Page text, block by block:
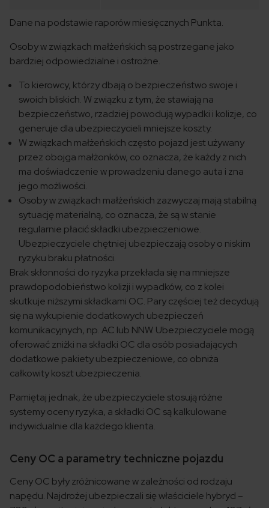
Dane na podstawie raporów miesięcznych Punkta.
Osoby w związkach małżeńskich są postrzegane jako
bardziej odpowiedzialne i ostrożne.
To kierowcy, którzy dbają o bezpieczeństwo swoje i
swoich bliskich. W związku z tym, że stawiają na
bezpieczeństwo, rzadziej powodują wypadki i kolizje, co
generuje dla ubezpieczycieli mniejsze koszty.
W związkach małżeńskich często pojazd jest używany
przez obojga małżonków, co oznacza, że każdy z nich
ma doświadczenie w prowadzeniu danego auta i zna
jego możliwości.
Osoby w związkach małżeńskich zazwyczaj mają stabilną
sytuację materialną, co oznacza, że są w stanie
regularnie płacić składki ubezpieczeniowe.
Ubezpieczyciele chętniej ubezpieczają osoby o niskim
ryzyku braku płatności.
Brak skłonności do ryzyka przekłada się na mniejsze
prawdopodobieństwo kolizji i wypadków, co z kolei
skutkuje niższymi składkami OC. Pary częściej też decydują
się na wykupienie dodatkowych ubezpieczeń
komunikacyjnych, np. AC lub NNW. Ubezpieczyciele mogą
oferować zniżki na składki OC dla osób posiadających
dodatkowe pakiety ubezpieczeniowe, co obniża
całkowity koszt ubezpieczenia.
Pamiętaj jednak, że ubezpieczyciele stosują różne
systemy oceny ryzyka, a składki OC są kalkulowane
indywidualnie dla każdego klienta.
Ceny OC a parametry techniczne pojazdu
Ceny OC były zróżnicowane w zależności od rodzaju
napędu. Najdrożej ubezpieczali się właściciele hybryd –